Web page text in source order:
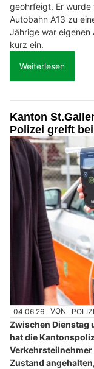
geohrfeigt. Er wurde
Autobahn A13 zu
Jährige war
kurz ein.
Weiterlesen
Kanton
Polizei greift
04.06.26 VON
Zwischen Dienstag
hat die
Zustand